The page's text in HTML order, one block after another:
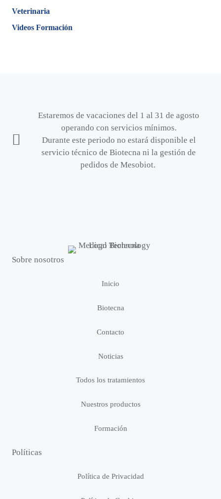
Veterinaria
Videos Formación
Estaremos de vacaciones del 1 al 31 de agosto
operando con servicios mínimos.
Durante este periodo no estará disponible el
servicio técnico de Biotecna ni la gestión de
pedidos de Mesobiot.
Sobre nosotros
Inicio
Biotecna
Contacto
Noticias
Todos los tratamientos
Nuestros productos
Formación
Políticas
Política de Privacidad